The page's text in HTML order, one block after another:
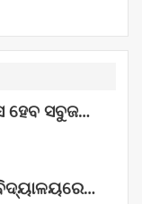
ସବୁଜ…